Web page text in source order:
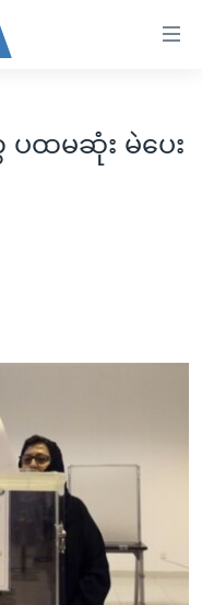
ပထမဆုံး မဲပေး